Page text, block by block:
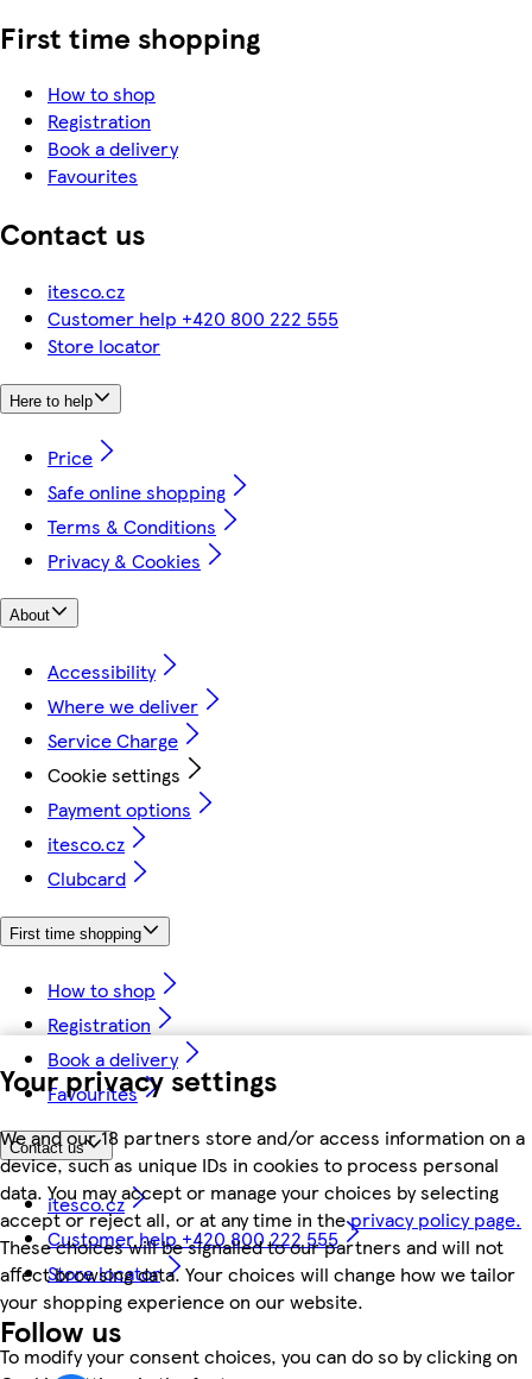
Your privacy settings
We and our 18 partners store and/or access information on a
device, such as unique IDs in cookies to process personal
data. You may accept or manage your choices by selecting
accept or reject all, or at any time in theprivacy policy page.
These choices will be signalled to our partners and will not
affect browsing data. Your choices will change how we tailor
your shopping experience on our website.
To modify your consent choices, you can do so by clicking on
First time shopping
How to shop
Registration
Book a delivery
Favourites
Contact us
itesco.cz
Customer help +420 800 222 555
Store locator
Here to help
Price
Safe online shopping
Terms & Conditions
Privacy & Cookies
About
Accessibility
Where we deliver
Service Charge
Cookie settings
Payment options
itesco.cz
Clubcard
First time shopping
How to shop
Registration
Book a delivery
Favourites
Contact us
itesco.cz
Customer help +420 800 222 555
Store locator
Follow us